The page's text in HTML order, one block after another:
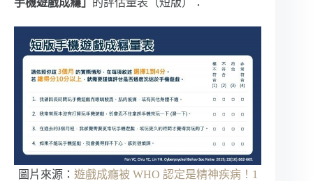
圖片來源： 遊戲成癮被 WHO 認定是精神疾病！1